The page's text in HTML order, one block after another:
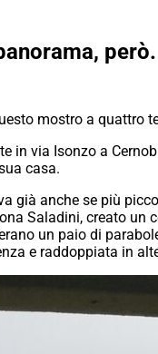
mostro a quattro
in via Isonzo a
casa.
già anche se più
Saladini, creato un
un paio di
e raddoppiata in